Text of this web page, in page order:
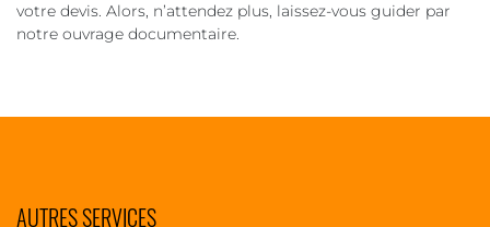
votre devis. Alors, n’attendez plus, laissez-vous guider par
notre ouvrage documentaire.
AUTRES SERVICES